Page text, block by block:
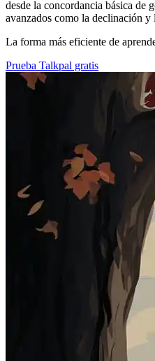
desde la concordancia básica de
avanzados como la declinación y
La forma más eficiente de
Prueba Talkpal gratis